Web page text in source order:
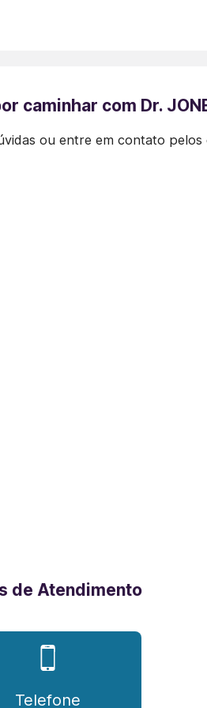
caminhar com Dr.
ou entre em contato pelos
de Atendimento
Telefone